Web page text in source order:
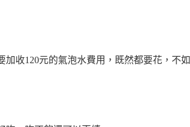
收120元的氣泡水費用，既然都要花，不如